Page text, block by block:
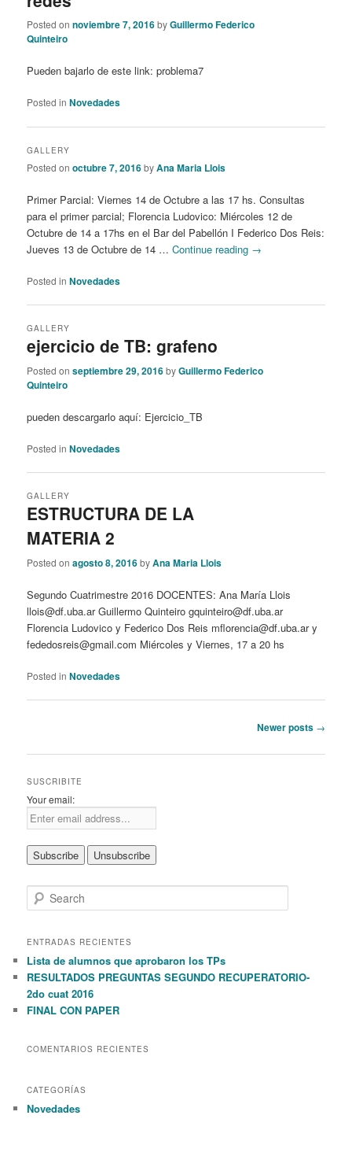
Posted onnoviembre 7, 2016byGuillermo Federico
Quinteiro
Pueden bajarlo de este link: problema7
Posted in Novedades
GALLERY
Posted onoctubre 7, 2016byAna Maria Llois
Primer Parcial: Viernes 14 de Octubre a las 17 hs. Consultas
para el primer parcial; Florencia Ludovico: Miércoles 12 de
Octubre de 14 a 17hs en el Bar del Pabellón I Federico Dos Reis:
Jueves 13 de Octubre de 14 …Continue reading →
Posted in Novedades
ejercicio de TB: grafeno
GALLERY
Posted onseptiembre 29, 2016byGuillermo Federico
Quinteiro
pueden descargarlo aquí: Ejercicio_TB
Posted in Novedades
ESTRUCTURA DE LA
MATERIA 2
GALLERY
Posted onagosto 8, 2016byAna Maria Llois
Segundo Cuatrimestre 2016 DOCENTES: Ana María Llois
llois@df.uba.ar Guillermo Quinteiro gquinteiro@df.uba.ar
Florencia Ludovico y Federico Dos Reis mflorencia@df.uba.ar y
fededosreis@gmail.com Miércoles y Viernes, 17 a 20 hs
Posted in Novedades
Newer posts →
SUSCRIBITE
Your email:
e
r
h
ENTRADAS RECIENTES
Lista de alumnos que aprobaron los TPs
RESULTADOS PREGUNTAS SEGUNDO RECUPERATORIO-
2do cuat 2016
FINAL CON PAPER
COMENTARIOS RECIENTES
CATEGORÍAS
Novedades